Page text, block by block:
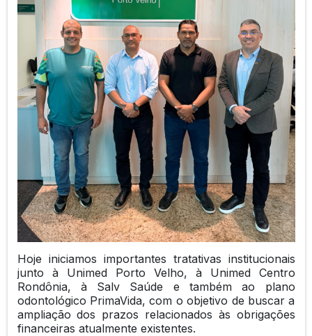
Hoje iniciamos importantes tratativas institucionais
junto à Unimed Porto Velho, à Unimed Centro
Rondônia, à Salv Saúde e também ao plano
odontológico PrimaVida, com o objetivo de buscar a
ampliação dos prazos relacionados às obrigações
financeiras atualmente existentes.